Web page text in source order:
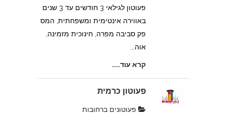
פעוטון לגילאי 3 חודשים עד 3 שנים
באווירה אינטימית ומשפחתית, המס
פק סביבה מפרה, חינוכית מזמינה,
אוה...
קרא עוד....
פעוטון כרמית
פעוטונים ברחובות